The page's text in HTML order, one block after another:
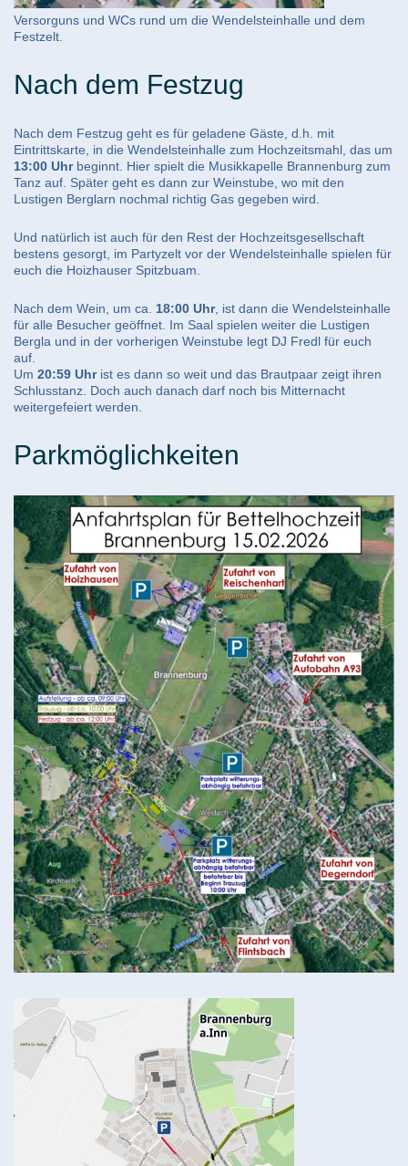
Versorguns und WCs rund um die Wendelsteinhalle und dem
Festzelt.
Nach dem Festzug
Nach dem Festzug geht es für geladene Gäste, d.h. mit
Eintrittskarte, in die Wendelsteinhalle zum Hochzeitsmahl, das um
13:00 Uhrbeginnt. Hier spielt die Musikkapelle Brannenburg zum
Tanz auf. Später geht es dann zur Weinstube, wo mit den
Lustigen Berglarn nochmal richtig Gas gegeben wird.
Und natürlich ist auch für den Rest der Hochzeitsgesellschaft
bestens gesorgt, im Partyzelt vor der Wendelsteinhalle spielen für
euch die Hoizhauser Spitzbuam.
Nach dem Wein, um ca. 18:00 Uhr, ist dann die Wendelsteinhalle
für alle Besucher geöffnet. Im Saal spielen weiter die Lustigen
Bergla und in der vorherigen Weinstube legt DJ Fredl für euch
auf.
Um 20:59 Uhrist es dann so weit und das Brautpaar zeigt ihren
Schlusstanz. Doch auch danach darf noch bis Mitternacht
weitergefeiert werden.
Parkmöglichkeiten